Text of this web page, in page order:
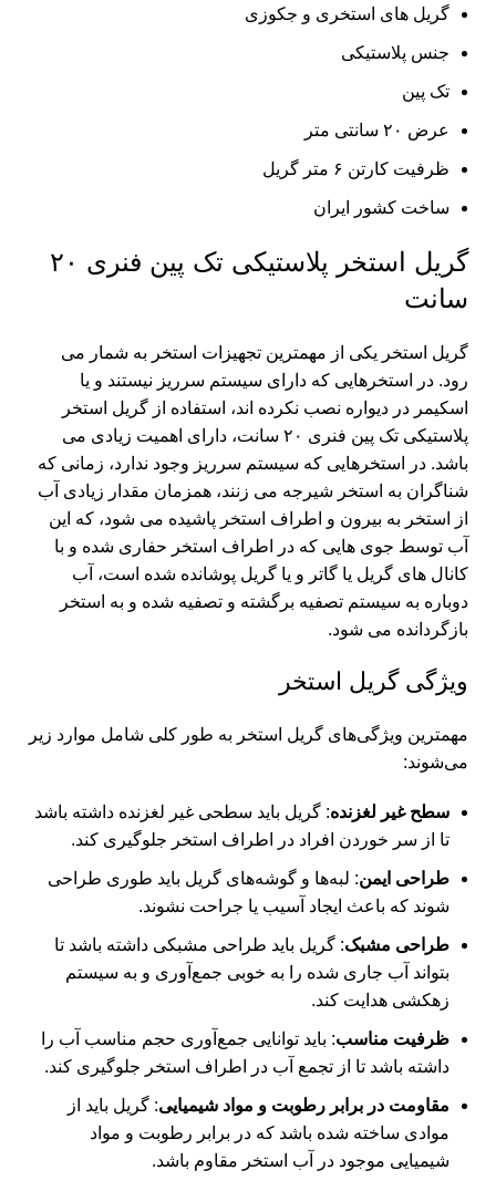
گریل های استخری و جکوزی
جنس پلاستیکی
تک پین
عرض ۲۰ سانتی متر
ظرفیت کارتن ۶ متر گریل
ساخت کشور ایران
گریل استخر پلاستیکی تک پین فنری ۲۰
سانت
گریل استخر یکی از مهمترین تجهیزات استخر به شمار می
رود. در استخرهایی که دارای سیستم سرریز نیستند و یا
اسکیمر در دیواره نصب نکرده اند، استفاده از گریل استخر
پلاستیکی تک پین فنری ۲۰ سانت، دارای اهمیت زیادی می
باشد. در استخرهایی که سیستم سرریز وجود ندارد، زمانی که
شناگران به استخر شیرجه می زنند، همزمان مقدار زیادی آب
از استخر به بیرون و اطراف استخر پاشیده می شود، که این
آب توسط جوی هایی که در اطراف استخر حفاری شده و با
کانال های گریل یا گاتر و یا گریل پوشانده شده است، آب
دوباره به سیستم تصفیه برگشته و تصفیه شده و به استخر
بازگردانده می شود.
ویژگی گریل استخر
مهمترین ویژگی‌های گریل استخر به طور کلی شامل موارد زیر
می‌شوند:
سطح غیر لغزنده: گریل باید سطحی غیر لغزنده داشته باشد
تا از سر خوردن افراد در اطراف استخر جلوگیری کند.
طراحی ایمن: لبه‌ها و گوشه‌های گریل باید طوری طراحی
شوند که باعث ایجاد آسیب یا جراحت نشوند.
طراحی مشبک: گریل باید طراحی مشبکی داشته باشد تا
بتواند آب جاری شده را به خوبی جمع‌آوری و به سیستم
زهکشی هدایت کند.
ظرفیت مناسب: باید توانایی جمع‌آوری حجم مناسب آب را
داشته باشد تا از تجمع آب در اطراف استخر جلوگیری کند.
مقاومت در برابر رطوبت و مواد شیمیایی: گریل باید از
موادی ساخته شده باشد که در برابر رطوبت و مواد
شیمیایی موجود در آب استخر مقاوم باشد.